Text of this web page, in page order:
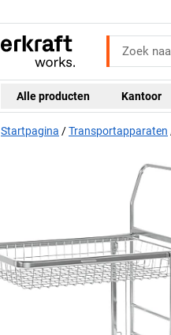
Alle producten Kantoor
Startpagina Transportapparaten